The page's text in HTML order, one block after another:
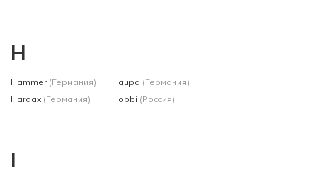
H
Hammer (Германия)
Hardax (Германия)
Haupa (Германия)
Hobbi (Россия)
I